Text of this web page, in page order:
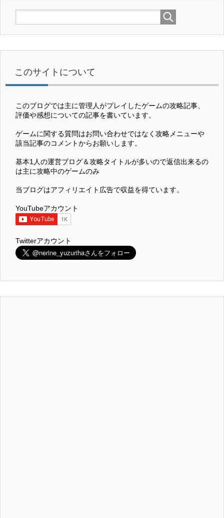
このサイトについて
このブログでは主に管理人がプレイしたゲームの攻略記事、
評価や感想についての記事を書いています。
ゲームに関する質問はお問い合わせではなく攻略メニューや
該当記事のコメントからお願いします。
基本1人の運営ブログ＆攻略タイトルが多いので返信出来るの
は主に攻略中のゲームのみ
当ブログはアフィリエイト広告で収益を得ています。
YouTubeアカウント
Twitterアカウント